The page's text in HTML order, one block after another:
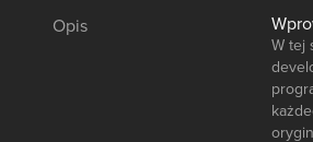
Opis
W tej